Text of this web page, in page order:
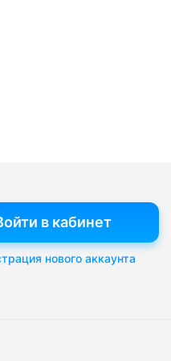
в кабинет
нового аккаунта